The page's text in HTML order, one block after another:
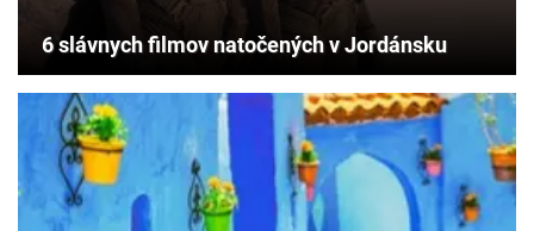
6 slávnych filmov natočených v Jordánsku